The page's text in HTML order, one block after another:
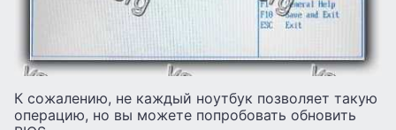
К сожалению, не каждый ноутбук позволяет такую ​​
операцию, но вы можете попробовать обновить